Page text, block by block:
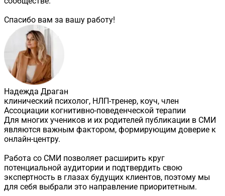
Спасибо вам за вашу работу!
Надежда Драган
клинический психолог, НЛП-тренер, коуч, член
Ассоциации когнитивно-поведенческой терапии
Для многих учеников и их родителей публикации в СМИ
являются важным фактором, формирующим доверие к
онлайн-центру.
Работа со СМИ позволяет расширить круг
потенциальной аудитории и подтвердить свою
экспертность в глазах будущих клиентов, поэтому мы
для себя выбрали это направление приоритетным.